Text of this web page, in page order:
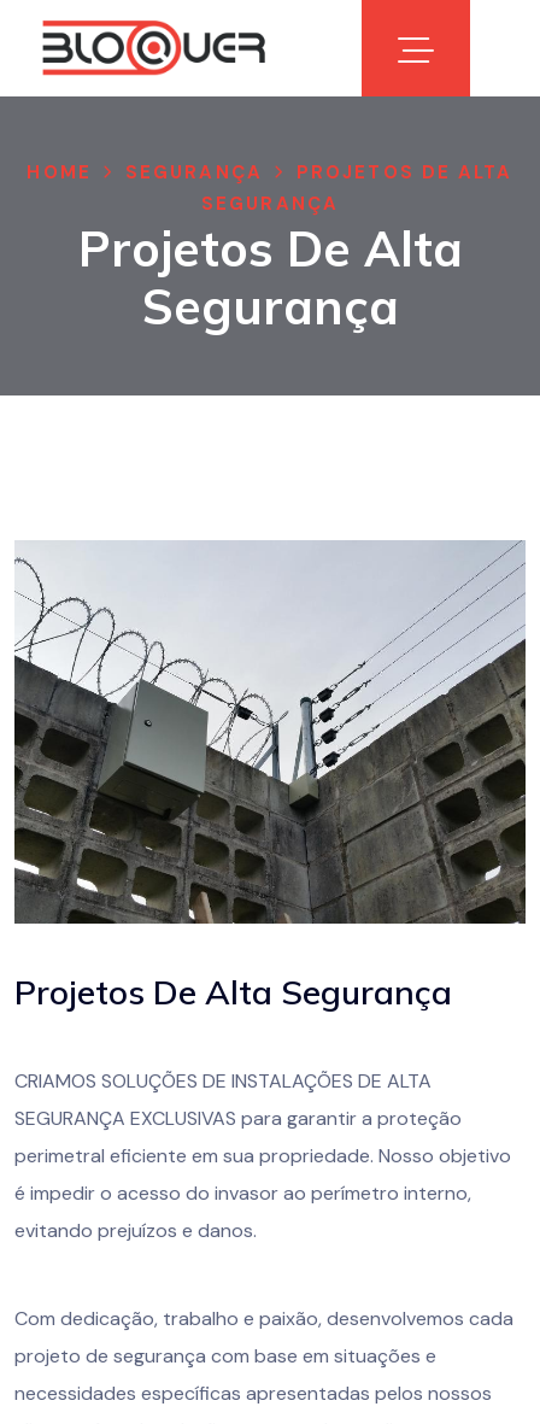
HOME SEGURANÇA
PROJETOS DE ALTA
SEGURANÇA
Projetos De Alta
Segurança
Projetos De Alta Segurança
CRIAMOS SOLUÇÕES DE INSTALAÇÕES DE ALTA
SEGURANÇA EXCLUSIVAS para garantir a proteção
perimetral eficiente em sua propriedade. Nosso objetivo
é impedir o acesso do invasor ao perímetro interno,
evitando prejuízos e danos.
Com dedicação, trabalho e paixão, desenvolvemos cada
projeto de segurança com base em situações e
necessidades específicas apresentadas pelos nossos